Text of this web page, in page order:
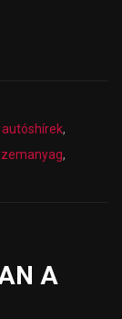
autóshírek,
,
A